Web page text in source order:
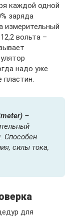
каждой одной
заряда
измерительный
вольта –
надо уже
пластин.
–
Способен
силы тока,
для